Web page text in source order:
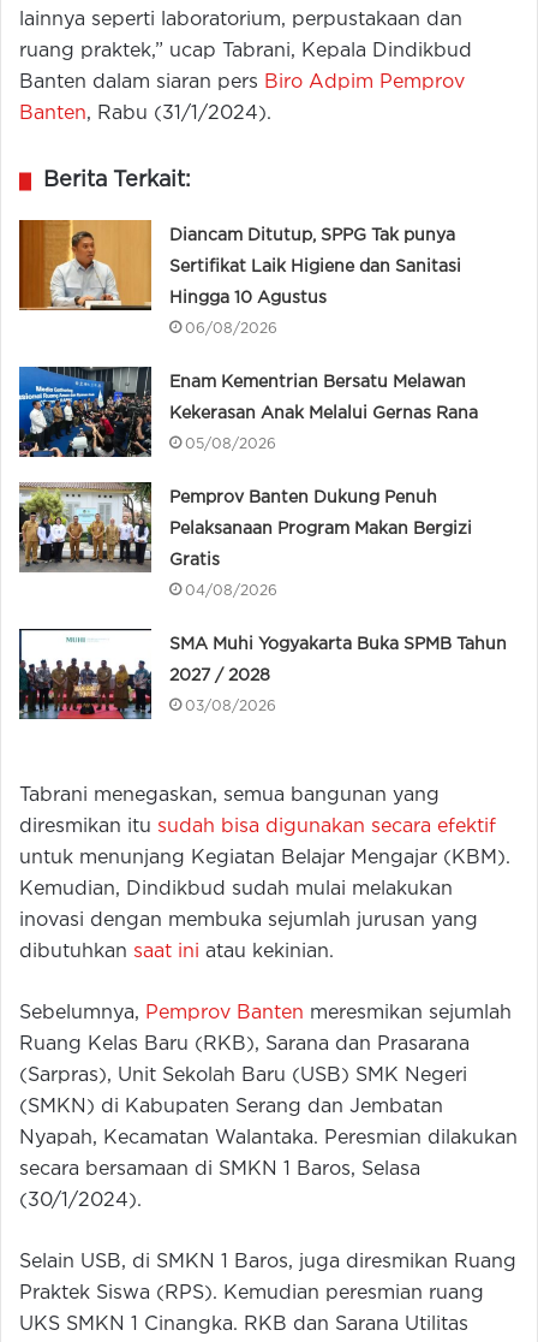
lainnya seperti laboratorium, perpustakaan dan
ruang praktek,” ucap Tabrani, Kepala Dindikbud
Banten dalam siaran pers Biro Adpim Pemprov
Banten, Rabu (31/1/2024).
Berita Terkait:
Diancam Ditutup, SPPG Tak punya
Sertifikat Laik Higiene dan Sanitasi
Hingga 10 Agustus
06/08/2026
Enam Kementrian Bersatu Melawan
Kekerasan Anak Melalui Gernas Rana
05/08/2026
Pemprov Banten Dukung Penuh
Pelaksanaan Program Makan Bergizi
Gratis
04/08/2026
SMA Muhi Yogyakarta Buka SPMB Tahun
2027 / 2028
03/08/2026
Tabrani menegaskan, semua bangunan yang
diresmikan itu sudah bisa digunakan secara efektif
untuk menunjang Kegiatan Belajar Mengajar (KBM).
Kemudian, Dindikbud sudah mulai melakukan
inovasi dengan membuka sejumlah jurusan yang
dibutuhkan saat ini atau kekinian.
Sebelumnya, Pemprov Banten meresmikan sejumlah
Ruang Kelas Baru (RKB), Sarana dan Prasarana
(Sarpras), Unit Sekolah Baru (USB) SMK Negeri
(SMKN) di Kabupaten Serang dan Jembatan
Nyapah, Kecamatan Walantaka. Peresmian dilakukan
secara bersamaan di SMKN 1 Baros, Selasa
(30/1/2024).
Selain USB, di SMKN 1 Baros, juga diresmikan Ruang
Praktek Siswa (RPS). Kemudian peresmian ruang
UKS SMKN 1 Cinangka. RKB dan Sarana Utilitas